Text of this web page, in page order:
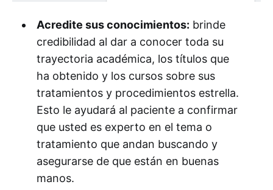
Acredite sus conocimientos: brinde
credibilidad al dar a conocer toda su
trayectoria académica, los títulos que
ha obtenido y los cursos sobre sus
tratamientos y procedimientos estrella.
Esto le ayudará al paciente a confirmar
que usted es experto en el tema o
tratamiento que andan buscando y
asegurarse de que están en buenas
manos.